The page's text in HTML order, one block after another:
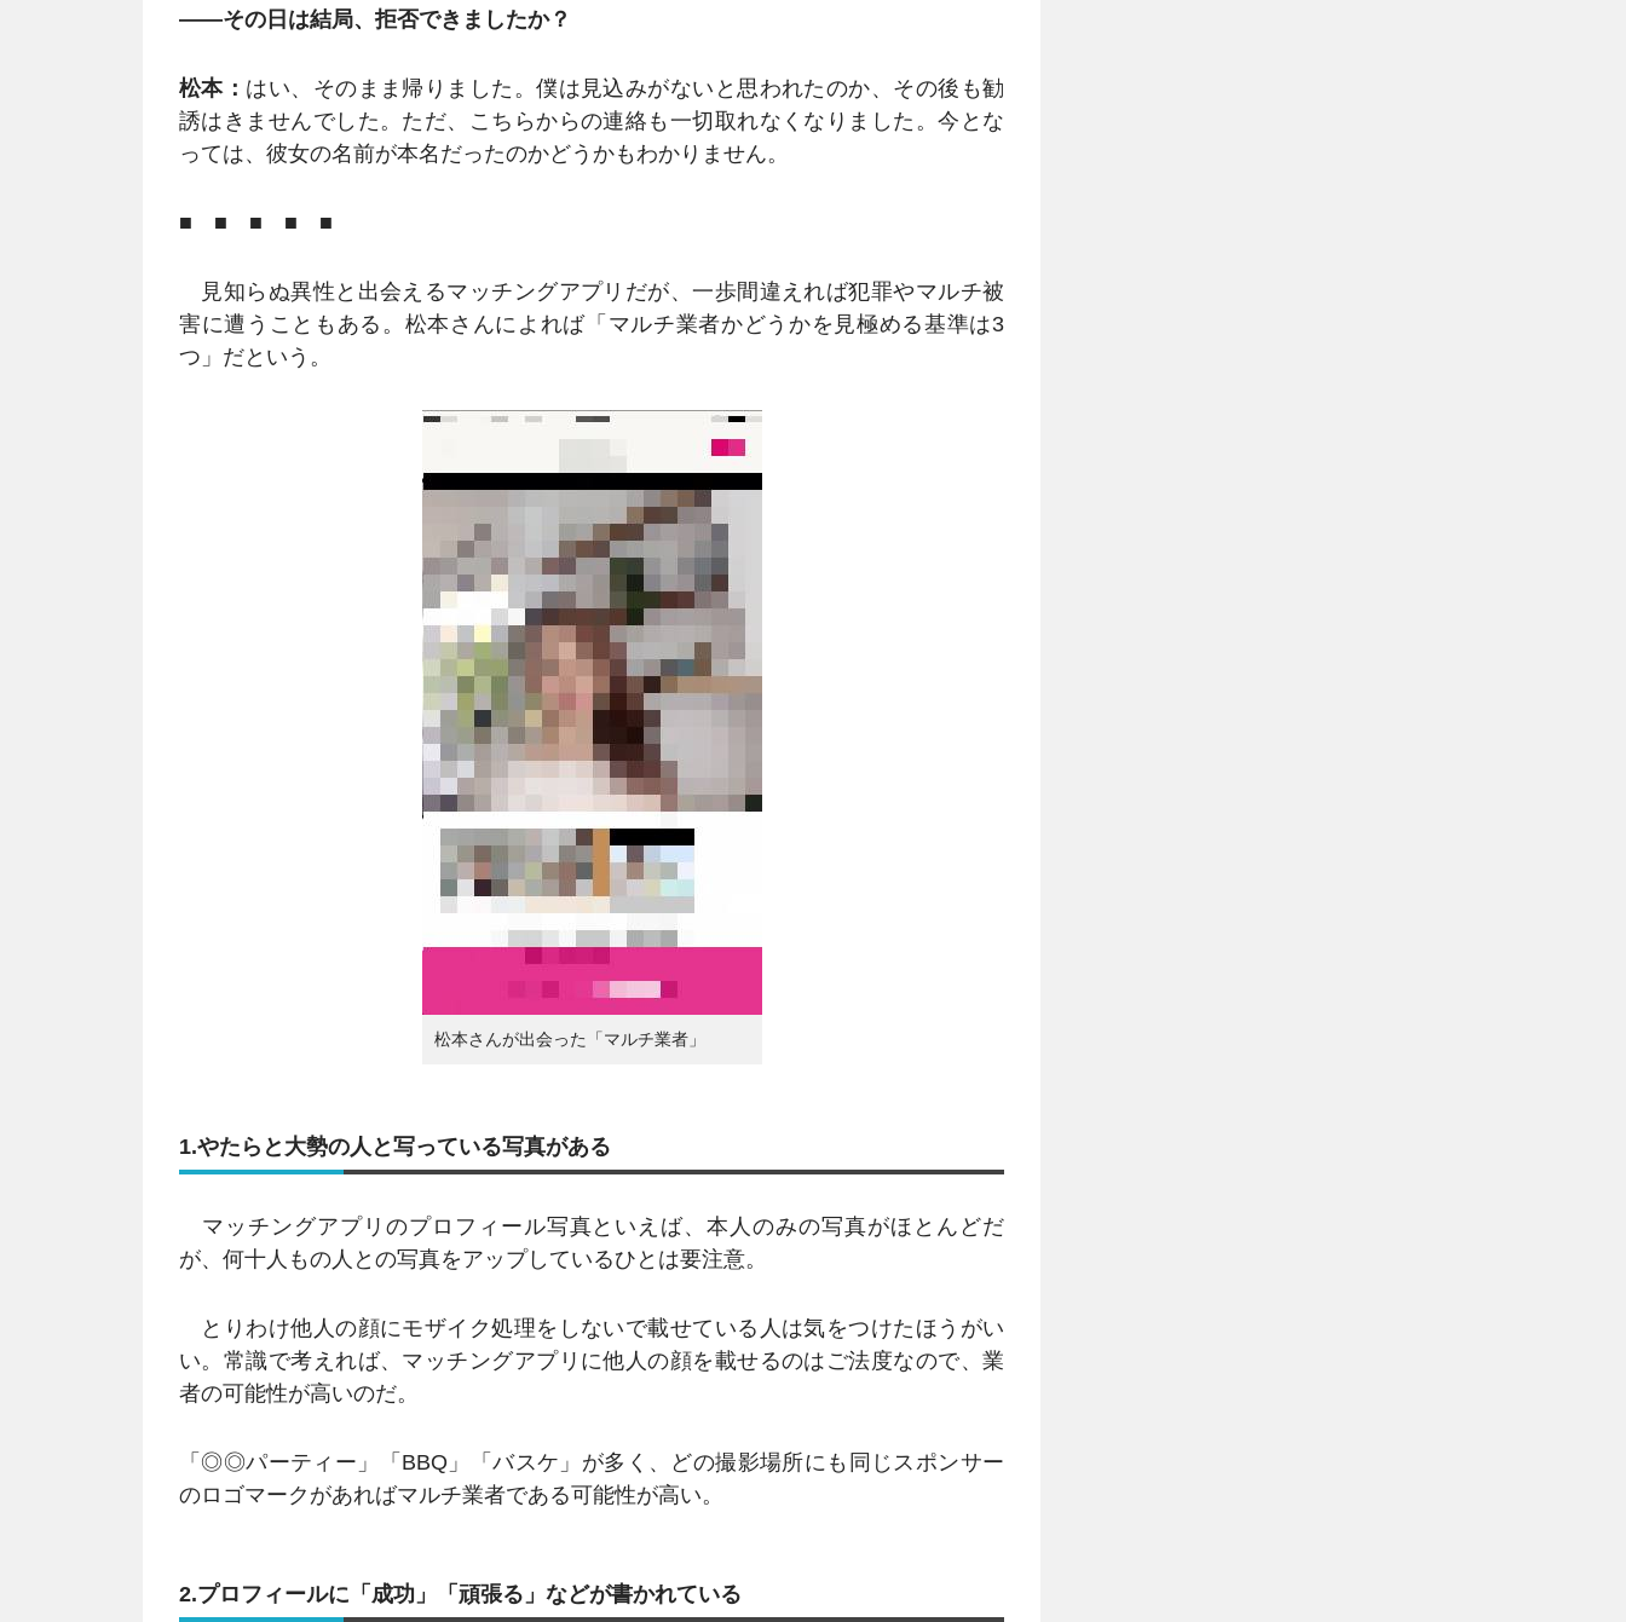
――その日は結局、拒否できましたか？
松本： はい、そのまま帰りました。僕は見込みがないと思われたのか、その後も勧
誘はきませんでした。ただ、こちらからの連絡も一切取れなくなりました。今とな
っては、彼女の名前が本名だったのかどうかもわかりません。
■ ■ ■ ■ ■
見知らぬ異性と出会えるマッチングアプリだが、一歩間違えれば犯罪やマルチ被
害に遭うこともある。松本さんによれば「マルチ業者かどうかを見極める基準は3
つ」だという。
松本さんが出会った「マルチ業者」
1.やたらと大勢の人と写っている写真がある
マッチングアプリのプロフィール写真といえば、本人のみの写真がほとんどだ
が、何十人もの人との写真をアップしているひとは要注意。
とりわけ他人の顔にモザイク処理をしないで載せている人は気をつけたほうがい
い。常識で考えれば、マッチングアプリに他人の顔を載せるのはご法度なので、業
者の可能性が高いのだ。
「◎◎パーティー」「BBQ」「バスケ」が多く、どの撮影場所にも同じスポンサー
のロゴマークがあればマルチ業者である可能性が高い。
2.プロフィールに「成功」「頑張る」などが書かれている